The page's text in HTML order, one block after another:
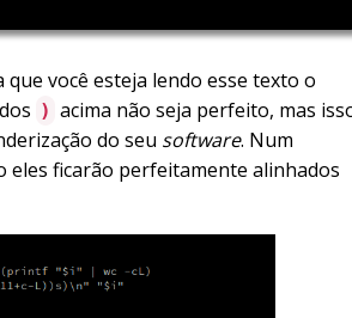
que você esteja lendo esse texto o
) acima não seja perfeito, mas
do seu software. Num
eles ficarão perfeitamente alinhados